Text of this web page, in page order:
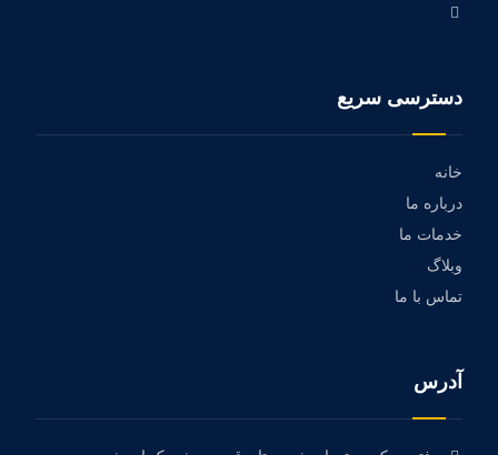
دسترسی سریع
خانه
درباره ما
خدمات ما
وبلاگ
تماس با ما
آدرس